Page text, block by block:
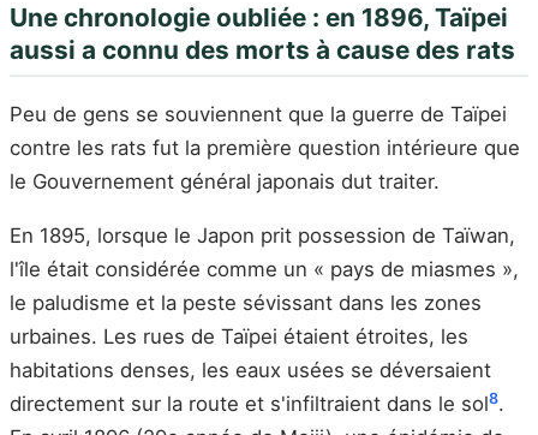
Une chronologie oubliée : en 1896, Taïpei
aussi a connu des morts à cause des rats
Peu de gens se souviennent que la guerre de Taïpei
contre les rats fut la première question intérieure que
le Gouvernement général japonais dut traiter.
En 1895, lorsque le Japon prit possession de Taïwan,
l'île était considérée comme un « pays de miasmes »,
le paludisme et la peste sévissant dans les zones
urbaines. Les rues de Taïpei étaient étroites, les
habitations denses, les eaux usées se déversaient
directement sur la route et s'infiltraient dans le sol8.